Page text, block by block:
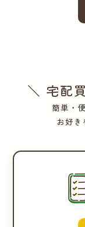
＼ 宅配
簡単・
お好き